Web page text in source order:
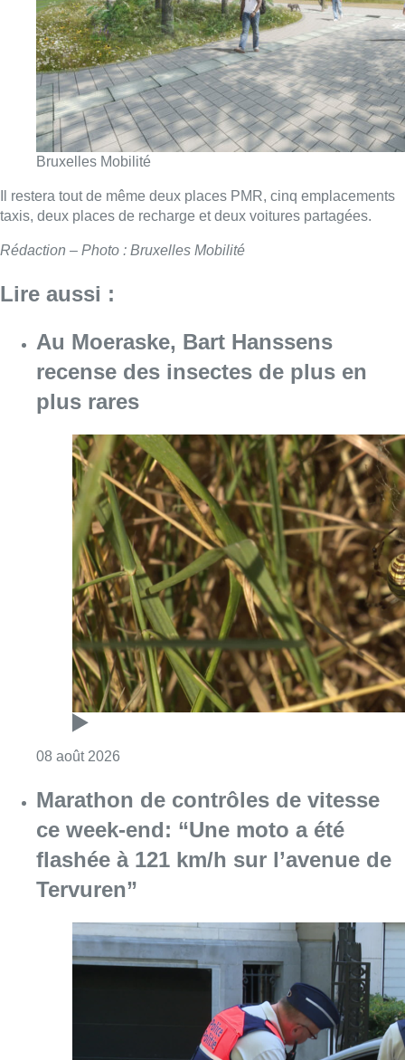
Bruxelles Mobilité
Il restera tout de même deux places PMR, cinq emplacements
taxis, deux places de recharge et deux voitures partagées.
Rédaction – Photo : Bruxelles Mobilité
Lire aussi :
Au Moeraske, Bart Hanssens
recense des insectes de plus en
plus rares
08 août 2026
Marathon de contrôles de vitesse
ce week-end: “Une moto a été
flashée à 121 km/h sur l’avenue de
Tervuren”